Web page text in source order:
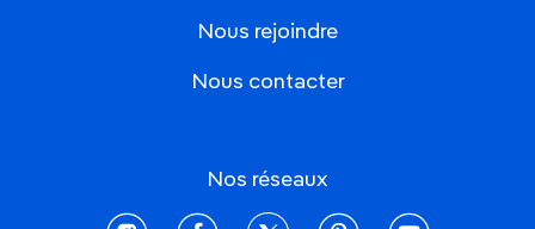
Nous rejoindre
Nous contacter
Nos réseaux